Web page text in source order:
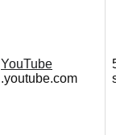
YouTube
.youtube.com